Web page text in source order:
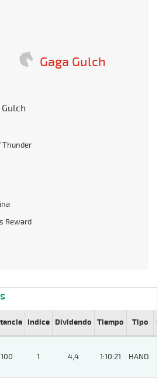
Gaga Gulch
Thunder
Reward
Indice Dividendo Tiempo Tipo Lº
1 4,4 1:10:21 HAND.